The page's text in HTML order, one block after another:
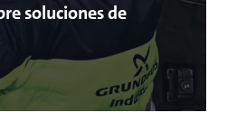
soluciones de